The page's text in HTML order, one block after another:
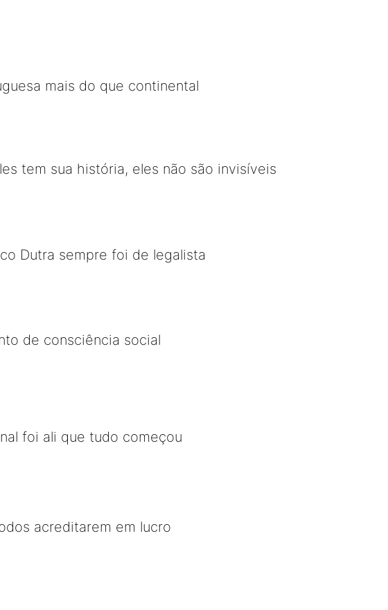
mais do que continental
tem sua história, eles não são invisíveis
Dutra sempre foi de legalista
de consciência social
foi ali que tudo começou
acreditarem em lucro